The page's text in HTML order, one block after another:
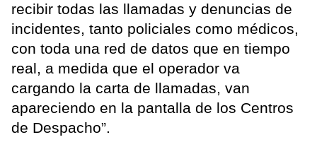
recibir todas las llamadas y denuncias de
incidentes, tanto policiales como médicos,
con toda una red de datos que en tiempo
real, a medida que el operador va
cargando la carta de llamadas, van
apareciendo en la pantalla de los Centros
de Despacho”.